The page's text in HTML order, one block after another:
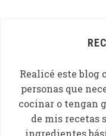
Realicé este blog
personas que
cocinar o tengan
de mis recetas
ingredientes